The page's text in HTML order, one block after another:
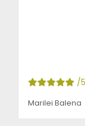
/5
Marilei Balena